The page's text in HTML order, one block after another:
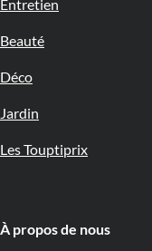
Entretien
Beauté
Déco
Jardin
Les Touptiprix
À propos de nous 🇧🇪